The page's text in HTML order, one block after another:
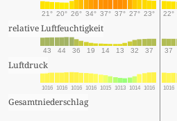
21° 20° 26° 34° 37° 37° 27° 23° 22°
relative Luftfeuchtigkeit
43 44 36 19 14 13 32 37 37
Luftdruck
1016 1016 1016 1016 1015 1013 1014 1016 1016
Gesamtniederschlag